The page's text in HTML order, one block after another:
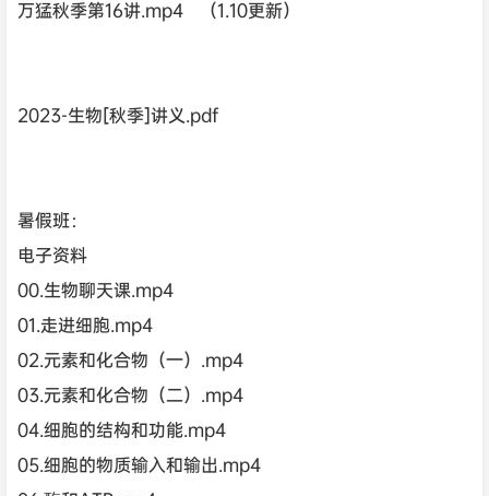
万猛秋季第16讲.mp4 （1.10更新）
2023-生物[秋季]讲义.pdf
暑假班：
电子资料
00.生物聊天课.mp4
01.走进细胞.mp4
02.元素和化合物（一）.mp4
03.元素和化合物（二）.mp4
04.细胞的结构和功能.mp4
05.细胞的物质输入和输出.mp4